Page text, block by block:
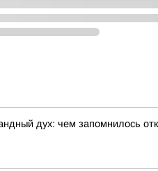
дух: чем запомнилось